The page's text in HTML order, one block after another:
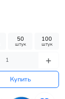
50
штук
100
штук
Купить